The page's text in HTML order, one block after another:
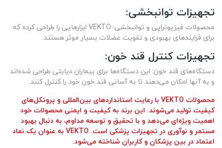
تجهیزات توانبخشی:
محصولات فیزیوتراپی و توانبخشی: VEKTO ابزارهایی را طراحی کرده که
برای فرایندهای بهبودی و تقویت عضلات بسیار موثر هستند.
تجهیزات کنترل قند خون:
دستگاه‌های قند خون: این دستگاه‌ها برای بیماران دیابتی طراحی شده‌اند
و به آنها امکان می‌دهند تا به آسانی قند خون خود را کنترل کنند.
محصولات VEKTO با رعایت استانداردهای بین‌المللی و پروتکل‌های
کیفیت تولید می‌شوند. این برند به کیفیت و ایمنی محصولات خود
اهمیت ویژه‌ای می‌دهد و با تحقیق و توسعه مداوم، به دنبال بهبود
مستمر و نوآوری در تجهیزات پزشکی است. VEKTO به عنوان یک نماد
اعتماد در بین پزشکان و کاربران شناخته می‌شود.